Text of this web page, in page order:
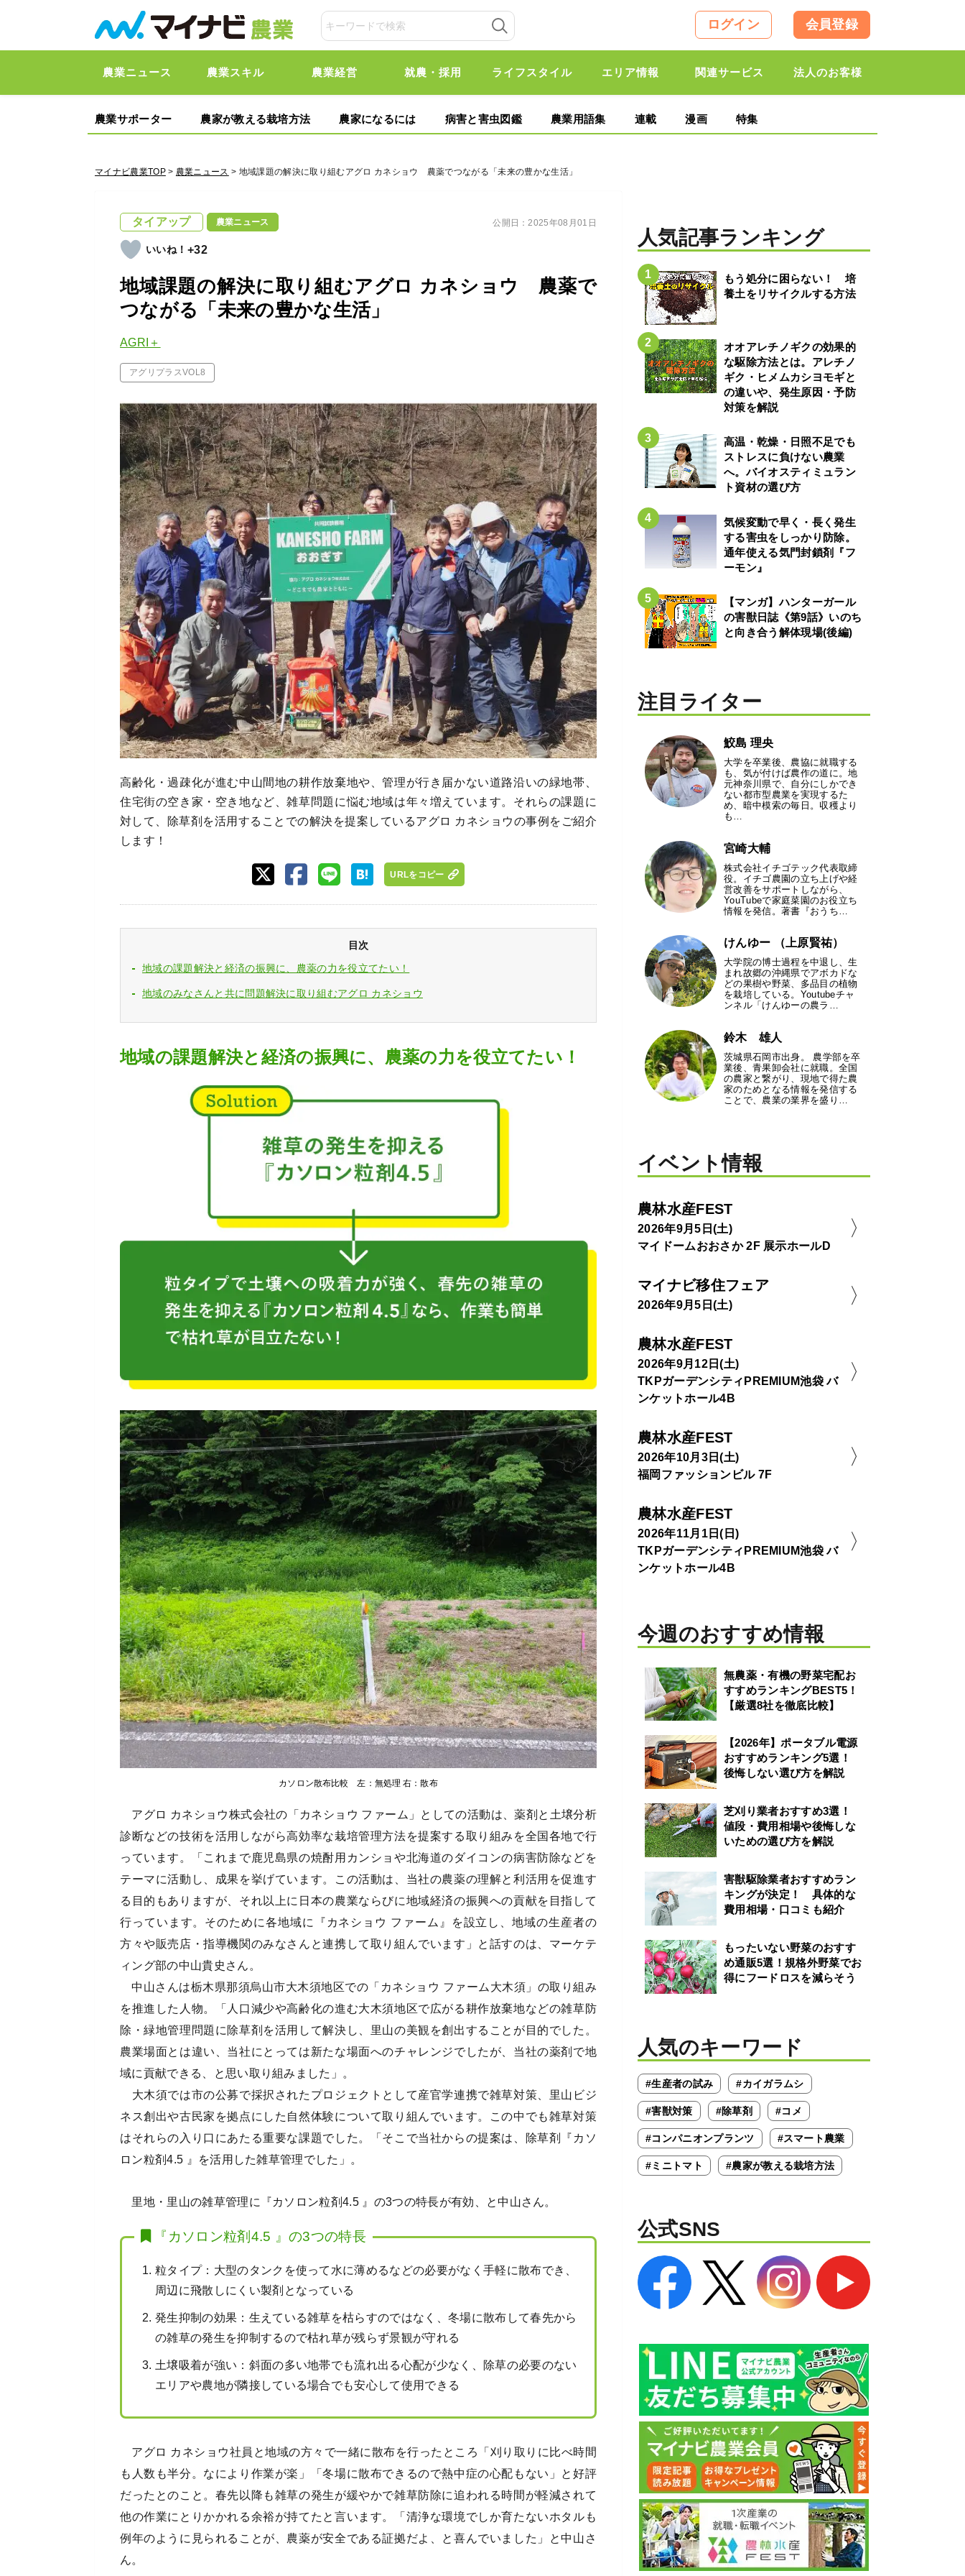
ログイン 会員登録
農業ニュース 農業スキル 農業経営 就農・採用 ライフスタイル エリア情報 関連サービス 法人のお客様
農業サポーター 農家が教える栽培方法 農家になるには 病害と害虫図鑑 農業用語集 連載 漫画 特集
マイナビ農業TOP> 農業ニュース > 地域課題の解決に取り組むアグロ カネショウ 農薬でつながる「未来の豊かな生活」
タイアップ 農業ニュース
+32
地域課題の解決に取り組むアグロ カネショウ 農薬で
つながる「未来の豊かな生活」
AGRI＋
アグリプラスVOL8
公開日：2025年08月01日
高齢化・過疎化が進む中山間地の耕作放棄地や、管理が行き届かない道路沿いの緑地帯、
住宅街の空き家・空き地など、雑草問題に悩む地域は年々増えています。それらの課題に
対して、除草剤を活用することでの解決を提案しているアグロ カネショウの事例をご紹介
します！
URLをコピー
目次
地域の課題解決と経済の振興に、農薬の力を役立てたい！
地域のみなさんと共に問題解決に取り組むアグロ カネショウ
地域の課題解決と経済の振興に、農薬の力を役立てたい！
カソロン散布比較 左：無処理 右：散布
アグロ カネショウ株式会社の「カネショウ ファーム」としての活動は、薬剤と土壌分析
診断などの技術を活用しながら高効率な栽培管理方法を提案する取り組みを全国各地で行
っています。「これまで鹿児島県の焼酎用カンショや北海道のダイコンの病害防除などを
テーマに活動し、成果を挙げています。この活動は、当社の農薬の理解と利活用を促進す
る目的もありますが、それ以上に日本の農業ならびに地域経済の振興への貢献を目指して
行っています。そのために各地域に『カネショウ ファーム』を設立し、地域の生産者の
方々や販売店・指導機関のみなさんと連携して取り組んでいます」と話すのは、マーケテ
ィング部の中山貴史さん。
中山さんは栃木県那須烏山市大木須地区での「カネショウ ファーム大木須」の取り組み
を推進した人物。「人口減少や高齢化の進む大木須地区で広がる耕作放棄地などの雑草防
除・緑地管理問題に除草剤を活用して解決し、里山の美観を創出することが目的でした。
農業場面とは違い、当社にとっては新たな場面へのチャレンジでしたが、当社の薬剤で地
域に貢献できる、と思い取り組みました」。
大木須では市の公募で採択されたプロジェクトとして産官学連携で雑草対策、里山ビジ
ネス創出や古民家を拠点にした自然体験について取り組んでいます。この中でも雑草対策
はそれらの入り口にあたる重要な課題でした。「そこで当社からの提案は、除草剤『カソ
ロン粒剤4.5 』を活用した雑草管理でした」。
里地・里山の雑草管理に『カソロン粒剤4.5 』の3つの特長が有効、と中山さん。
『カソロン粒剤4.5 』の3つの特長
粒タイプ：大型のタンクを使って水に薄めるなどの必要がなく手軽に散布でき、
周辺に飛散しにくい製剤となっている
発生抑制の効果：生えている雑草を枯らすのではなく、冬場に散布して春先から
の雑草の発生を抑制するので枯れ草が残らず景観が守れる
土壌吸着が強い：斜面の多い地帯でも流れ出る心配が少なく、除草の必要のない
エリアや農地が隣接している場合でも安心して使用できる
アグロ カネショウ社員と地域の方々で一緒に散布を行ったところ「刈り取りに比べ時間
も人数も半分。なにより作業が楽」「冬場に散布できるので熱中症の心配もない」と好評
だったとのこと。春先以降も雑草の発生が緩やかで雑草防除に追われる時間が軽減されて
他の作業にとりかかれる余裕が持てたと言います。「清浄な環境でしか育たないホタルも
例年のように見られることが、農薬が安全である証拠だよ、と喜んでいました」と中山さ
ん。
人気記事ランキング
もう処分に困らない！ 培
養土をリサイクルする方法
オオアレチノギクの効果的
な駆除方法とは。アレチノ
ギク・ヒメムカシヨモギと
の違いや、発生原因・予防
対策を解説
高温・乾燥・日照不足でも
ストレスに負けない農業
へ。バイオスティミュラン
ト資材の選び方
気候変動で早く・長く発生
する害虫をしっかり防除。
通年使える気門封鎖剤『フ
ーモン』
【マンガ】ハンターガール
の害獣日誌《第9話》いのち
と向き合う解体現場(後編)
注目ライター
鮫島 理央
大学を卒業後、農協に就職する
も、気が付けば農作の道に。地
元神奈川県で、自分にしかでき
ない都市型農業を実現するた
め、暗中模索の毎日。収穫より
も…
宮崎大輔
株式会社イチゴテック代表取締
役。イチゴ農園の立ち上げや経
営改善をサポートしながら、
YouTubeで家庭菜園のお役立ち
情報を発信。著書『おうち…
けんゆー （上原賢祐）
大学院の博士過程を中退し、生
まれ故郷の沖縄県でアボカドな
どの果樹や野菜、多品目の植物
を栽培している。Youtubeチャ
ンネル「けんゆーの農ラ…
鈴木 雄人
茨城県石岡市出身。 農学部を卒
業後、青果卸会社に就職。全国
の農家と繋がり、現地で得た農
家のためとなる情報を発信する
ことで、農業の業界を盛り…
イベント情報
農林水産FEST
2026年9月5日(土)
マイドームおおさか 2F 展示ホールD
マイナビ移住フェア
2026年9月5日(土)
農林水産FEST
2026年9月12日(土)
TKPガーデンシティPREMIUM池袋 バ
ンケットホール4B
農林水産FEST
2026年10月3日(土)
福岡ファッションビル 7F
農林水産FEST
2026年11月1日(日)
TKPガーデンシティPREMIUM池袋 バ
ンケットホール4B
今週のおすすめ情報
無農薬・有機の野菜宅配お
すすめランキングBEST5！
【厳選8社を徹底比較】
【2026年】ポータブル電源
おすすめランキング5選！
後悔しない選び方を解説
芝刈り業者おすすめ3選！
値段・費用相場や後悔しな
いための選び方を解説
害獣駆除業者おすすめラン
キングが決定！ 具体的な
費用相場・口コミも紹介
もったいない野菜のおすす
め通販5選！規格外野菜でお
得にフードロスを減らそう
人気のキーワード
#生産者の試み #カイガラムシ
#害獣対策 #除草剤 #コメ
#コンパニオンプランツ #スマート農業
#ミニトマト #農家が教える栽培方法
公式SNS